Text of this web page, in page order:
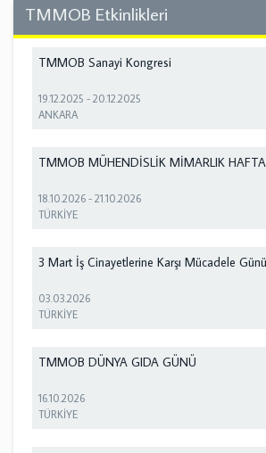
TMMOB Etkinlikleri
TMMOB Sanayi Kongresi
19.12.2025 -20.12.2025
ANKARA
TMMOB MÜHENDİSLİK MİMARLIK
18.10.2026 -21.10.2026
TÜRKİYE
3 Mart İş Cinayetlerine Karşı Mücadele Günü
03.03.2026
TÜRKİYE
TMMOB DÜNYA GIDA GÜNÜ
16.10.2026
TÜRKİYE